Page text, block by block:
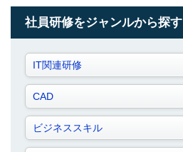
社員研修をジャンルから探す
IT関連研修
CAD
ビジネススキル